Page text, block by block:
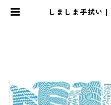
しましま手拭